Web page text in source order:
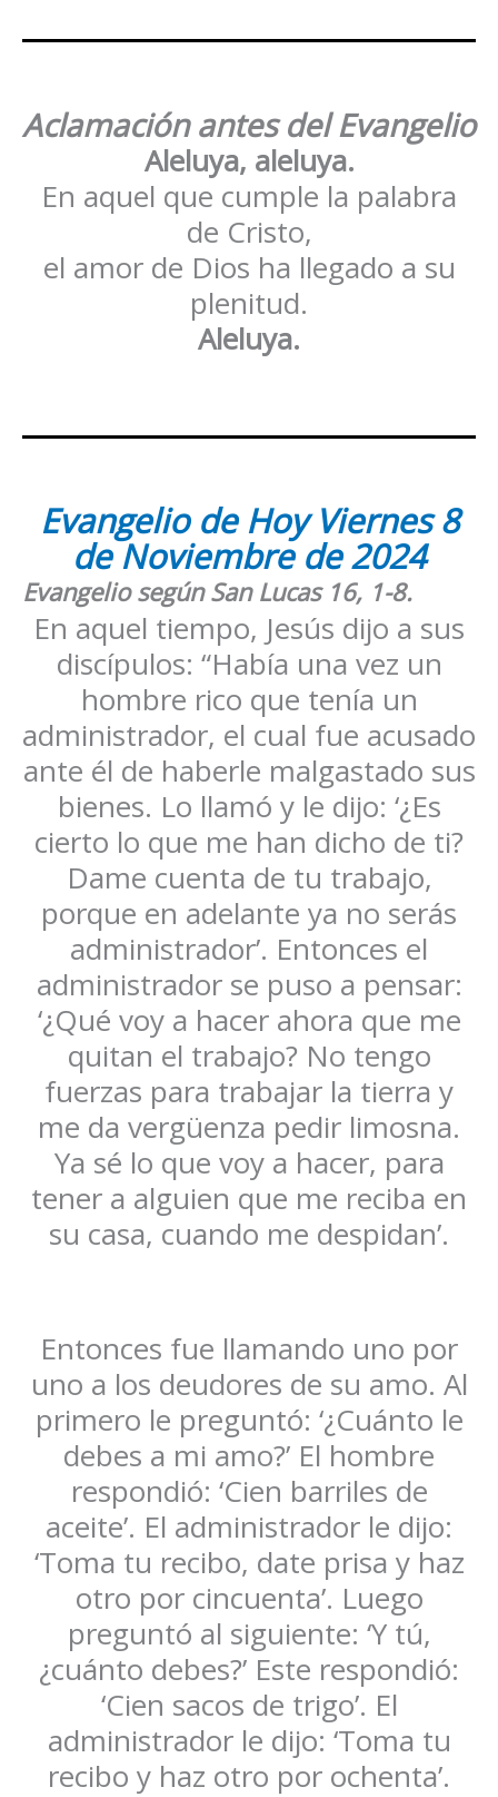
Aclamación antes del Evangelio
Aleluya, aleluya.
En aquel que cumple la palabra
de Cristo,
el amor de Dios ha llegado a su
plenitud.
Aleluya.
Evangelio de Hoy Viernes 8
de Noviembre de 2024
Evangelio según San Lucas 16, 1-8.
En aquel tiempo, Jesús dijo a sus
discípulos: “Había una vez un
hombre rico que tenía un
administrador, el cual fue acusado
ante él de haberle malgastado sus
bienes. Lo llamó y le dijo: ‘¿Es
cierto lo que me han dicho de ti?
Dame cuenta de tu trabajo,
porque en adelante ya no serás
administrador’. Entonces el
administrador se puso a pensar:
‘¿Qué voy a hacer ahora que me
quitan el trabajo? No tengo
fuerzas para trabajar la tierra y
me da vergüenza pedir limosna.
Ya sé lo que voy a hacer, para
tener a alguien que me reciba en
su casa, cuando me despidan’.
Entonces fue llamando uno por
uno a los deudores de su amo. Al
primero le preguntó: ‘¿Cuánto le
debes a mi amo?’ El hombre
respondió: ‘Cien barriles de
aceite’. El administrador le dijo:
‘Toma tu recibo, date prisa y haz
otro por cincuenta’. Luego
preguntó al siguiente: ‘Y tú,
¿cuánto debes?’ Este respondió:
‘Cien sacos de trigo’. El
administrador le dijo: ‘Toma tu
recibo y haz otro por ochenta’.